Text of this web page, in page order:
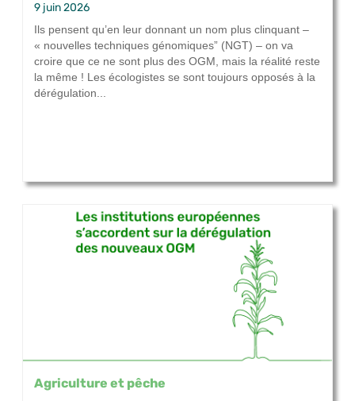
9 juin 2026
Ils pensent qu’en leur donnant un nom plus clinquant –
« nouvelles techniques génomiques” (NGT) – on va
croire que ce ne sont plus des OGM, mais la réalité reste
la même ! Les écologistes se sont toujours opposés à la
dérégulation...
Agriculture et pêche